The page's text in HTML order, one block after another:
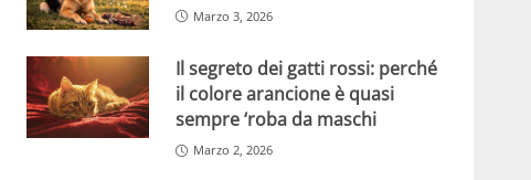
Marzo 3, 2026
Il segreto dei gatti rossi: perché
il colore arancione è quasi
sempre ‘roba da maschi
Marzo 2, 2026